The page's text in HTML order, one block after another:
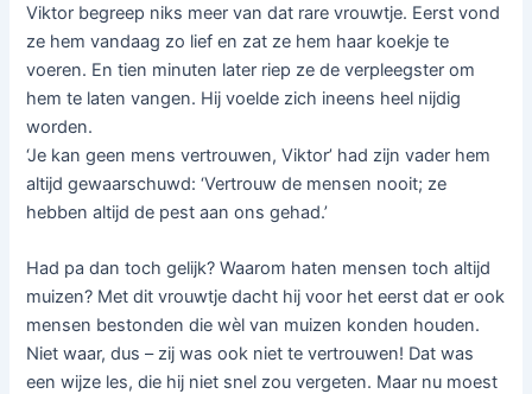
Viktor begreep niks meer van dat rare vrouwtje. Eerst vond
ze hem vandaag zo lief en zat ze hem haar koekje te
voeren. En tien minuten later riep ze de verpleegster om
hem te laten vangen. Hij voelde zich ineens heel nijdig
worden.
‘Je kan geen mens vertrouwen, Viktor’ had zijn vader hem
altijd gewaarschuwd: ‘Vertrouw de mensen nooit; ze
hebben altijd de pest aan ons gehad.’
Had pa dan toch gelijk? Waarom haten mensen toch altijd
muizen? Met dit vrouwtje dacht hij voor het eerst dat er ook
mensen bestonden die wèl van muizen konden houden.
Niet waar, dus – zij was ook niet te vertrouwen! Dat was
een wijze les, die hij niet snel zou vergeten. Maar nu moest